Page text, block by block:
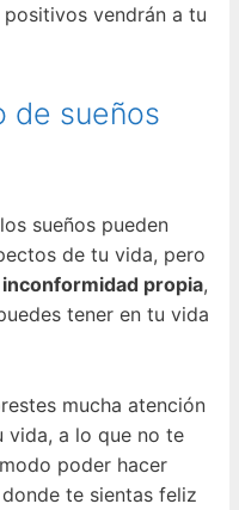
vendrán a tu
de sueños
sueños pueden
de tu vida, pero
inconformidad propia,
tener en tu vida
mucha atención
vida, a lo que no te
poder hacer
te sientas feliz